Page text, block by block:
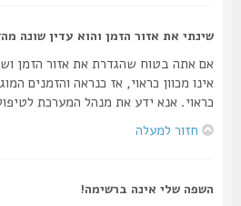
שינתי את אזור הזמן והוא עדין שונה מהזמן
אם אתה בטוח שהגדרת את אזור הזמן ושעון
אינו מכוון כראוי, אז כנראה והזמנים
כראוי. אנא ידע את מנהל המערכת לטיפול
חזור למעלה
השפה שלי אינה ברשימה!